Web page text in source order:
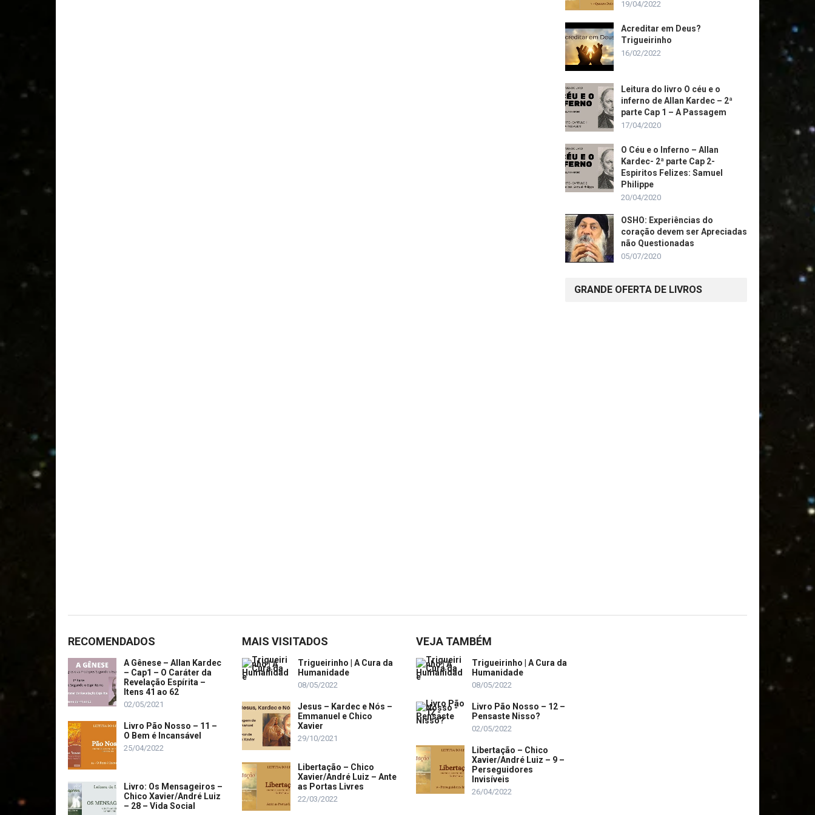
19/04/2022
Acreditar em Deus?
Trigueirinho
16/02/2022
Leitura do livro O céu e o
inferno de Allan Kardec – 2ª
parte Cap 1 – A Passagem
17/04/2020
O Céu e o Inferno – Allan
Kardec- 2ª parte Cap 2-
Espiritos Felizes: Samuel
Philippe
20/04/2020
OSHO: Experiências do
coração devem ser Apreciadas
não Questionadas
05/07/2020
GRANDE OFERTA DE LIVROS
RECOMENDADOS
A Gênese – Allan Kardec
– Cap1 – O Caráter da
Revelação Espírita –
Itens 41 ao 62
02/05/2021
Livro Pão Nosso – 11 –
O Bem é Incansável
25/04/2022
Livro: Os Mensageiros –
Chico Xavier/André Luiz
– 28 – Vida Social
MAIS VISITADOS
Trigueirinho | A Cura da
Humanidade
08/05/2022
Jesus – Kardec e Nós –
Emmanuel e Chico
Xavier
29/10/2021
Libertação – Chico
Xavier/André Luiz – Ante
as Portas Livres
22/03/2022
VEJA TAMBÉM
Trigueirinho | A Cura da
Humanidade
08/05/2022
Livro Pão Nosso – 12 –
Pensaste Nisso?
02/05/2022
Libertação – Chico
Xavier/André Luiz – 9 –
Perseguidores
Invisíveis
26/04/2022